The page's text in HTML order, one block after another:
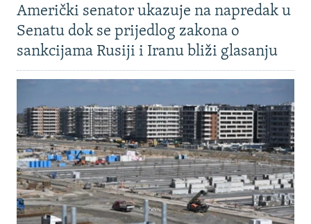
Američki senator ukazuje na napredak u
Senatu dok se prijedlog zakona o
sankcijama Rusiji i Iranu bliži glasanju